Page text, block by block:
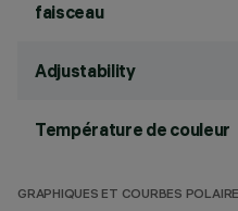
faisceau
Adjustability
Température de couleur
GRAPHIQUES ET COURBES